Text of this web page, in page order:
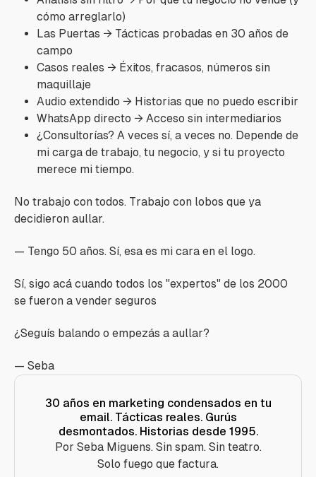
cómo arreglarlo)
Las Puertas → Tácticas probadas en 30 años de
campo
Casos reales → Éxitos, fracasos, números sin
maquillaje
Audio extendido → Historias que no puedo escribir
WhatsApp directo → Acceso sin intermediarios
¿Consultorías? A veces sí, a veces no. Depende de
mi carga de trabajo, tu negocio, y si tu proyecto
merece mi tiempo.
No trabajo con todos. Trabajo con lobos que ya
decidieron aullar.
— Tengo 50 años. Sí, esa es mi cara en el logo.
Sí, sigo acá cuando todos los "expertos" de los 2000
se fueron a vender seguros
¿Seguís balando o empezás a aullar?
— Seba
30 años en marketing condensados en tu
email. Tácticas reales. Gurús
desmontados. Historias desde 1995.
Por Seba Miguens. Sin spam. Sin teatro.
Solo fuego que factura.